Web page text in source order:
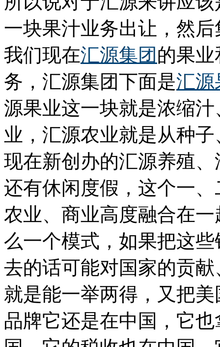
一块果汁业务出让，然
我们现在汇源集团 的果
务，汇源集团下面是汇源
源果业这一块就是浓缩
业，汇源农业就是从种
现在新创办的汇源养殖
还有休闲度假，这个一
农业、商业高度融合在
么一个模式，如果把这
去的话可能对国家的贡
就是能一举两得，又把
品牌它还是在中国，它